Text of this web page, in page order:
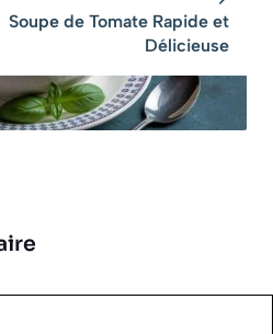
Soupe de Tomate Rapide et
Délicieuse